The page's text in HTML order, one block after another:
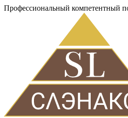
Профессиональный компетентный